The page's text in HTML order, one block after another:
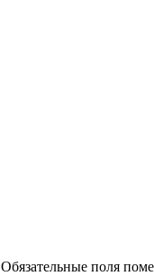
Обязательные поля